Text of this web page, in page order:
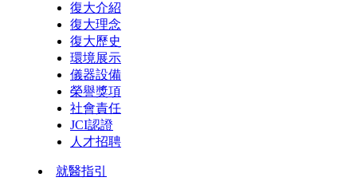
復大介紹
復大理念
復大歷史
環境展示
儀器設備
榮譽獎項
社會責任
JCI認證
人才招聘
就醫指引